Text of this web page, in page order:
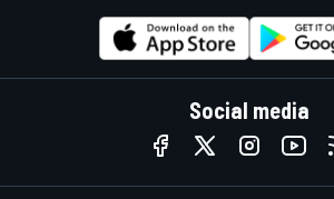
Social media